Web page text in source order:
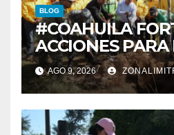
BLOG
#COAHUILA
ACCIONES PARA
RESTAURACIÓN
PROTECCIÓN DE
ECOSISTEMAS
AGO 9, 2026